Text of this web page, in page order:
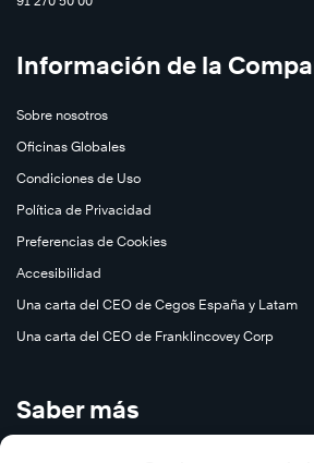
Información de la
Sobre nosotros
Oficinas Globales
Condiciones de Uso
Política de Privacidad
Preferencias de Cookies
Accesibilidad
Una carta del CEO de Cegos España y Latam
Una carta del CEO de Franklincovey Corp
Saber más